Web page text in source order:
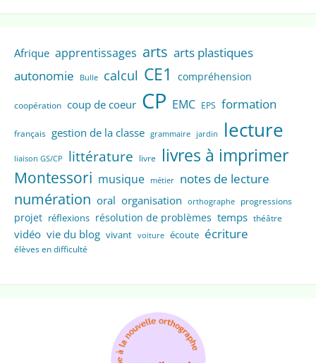
Afrique apprentissages arts arts plastiques
autonomie
Bulle calcul CE1 compréhension
coopération coup de coeur CP EMC EPS formation
français gestion de la classe grammaire jardin lecture
liaison GS/CP littérature livre livres à imprimer
Montessori musique métier notes de lecture
numération oral organisation orthographe progressions
projet réflexions résolution de problèmes temps théâtre
vidéo vie du blog vivant voiture écoute écriture
élèves en difficulté